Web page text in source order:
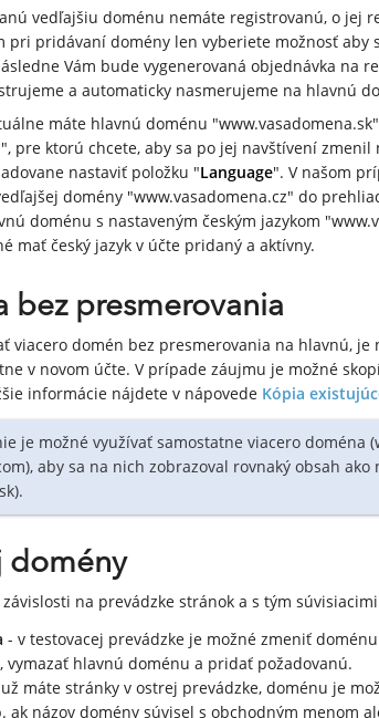
vedľajšiu doménu nemáte registrovanú, o jej
pri pridávaní domény len vyberiete možnosť aby
Vám bude vygenerovaná objednávka na
a automaticky nasmerujeme na hlavnú
máte hlavnú doménu
pre ktorú chcete, aby sa po jej navštívení
nastaviť položku "Language". V našom
domény "www.vasadomena.cz" do
doménu s nastaveným českým jazykom
mať český jazyk v účte pridaný a aktívny.
bez presmerovania
viacero domén bez presmerovania na hlavnú,
v novom účte. V prípade záujmu je možné
informácie nájdete v nápovede Kópia
je možné využívať samostatne viacero doména
aby sa na nich zobrazoval rovnaký obsah
domény
na prevádzke stránok a s tým
- v testovacej prevádzke je možné zmeniť
, vymazať hlavnú doménu a pridať požadovanú.
máte stránky v ostrej prevádzke, doménu je
ak názov domény súvisel s obchodným menom